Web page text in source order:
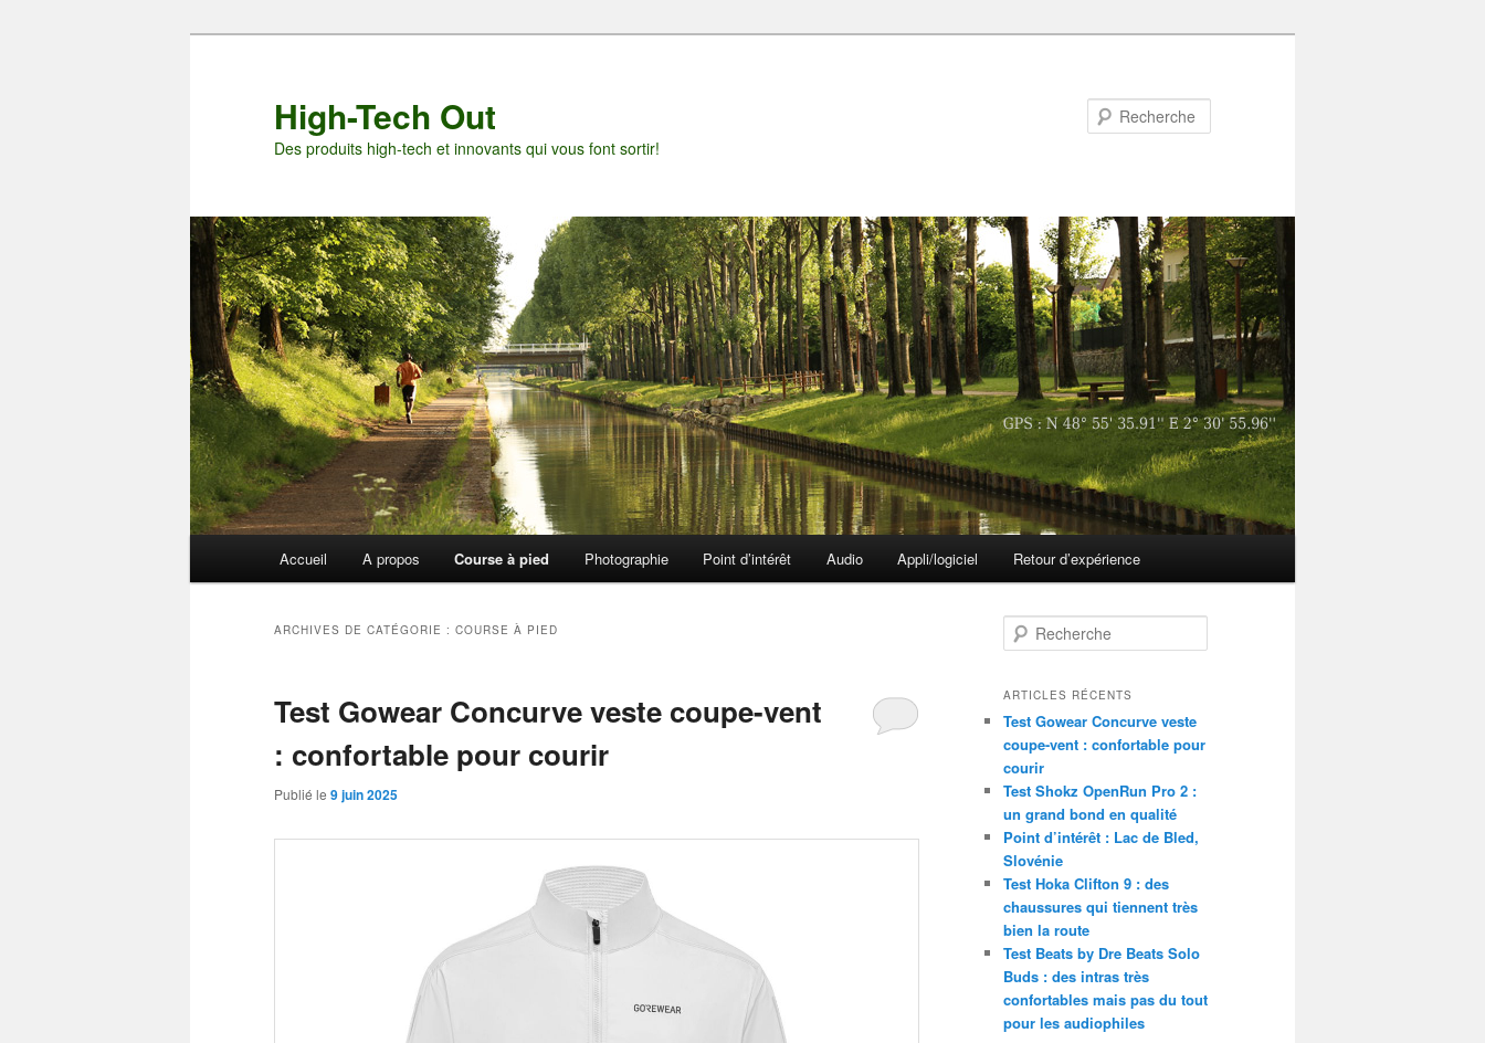
High-Tech Out
Des produits high-tech et innovants qui vous font sortir!
Accueil A propos Course à pied Photographie Point d’intérêt Audio Appli/logiciel Retour d’expérience
ARCHIVES DE CATÉGORIE : COURSE À PIED
Test Gowear Concurve veste coupe-vent
: confortable pour courir
Publié le 9 juin 2025
e
h
r
c
h
e
ARTICLES RÉCENTS
Test Gowear Concurve veste
coupe-vent : confortable pour
courir
Test Shokz OpenRun Pro 2 :
un grand bond en qualité
Point d’intérêt : Lac de Bled,
Slovénie
Test Hoka Clifton 9 : des
chaussures qui tiennent très
bien la route
Test Beats by Dre Beats Solo
Buds : des intras très
confortables mais pas du tout
pour les audiophiles